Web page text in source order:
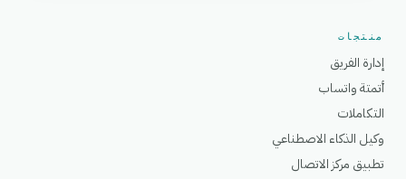
منتجات
إدارة الفريق
أتمتة واتساب
التكاملات
وكيل الذكاء الاصطناعي
تطبيق مركز الاتصال